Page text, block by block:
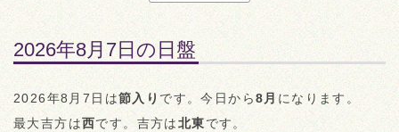
2026年8月7日の日盤
2026年8月7日は節入り です。今日から8月 になります。
最大吉方は西です。吉方は北東です。